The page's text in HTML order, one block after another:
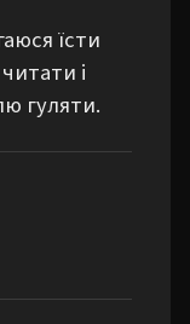
їсти
і
гуляти.